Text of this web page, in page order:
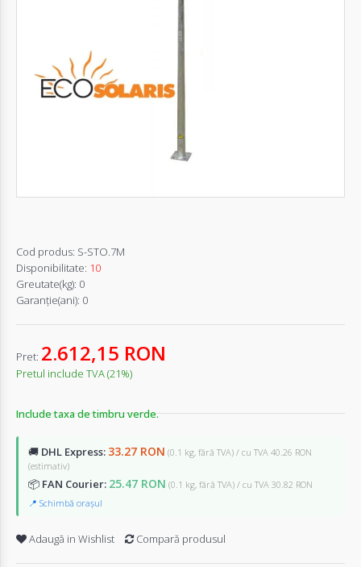
Înregistrează-
Cod produs: S-STO.7M
Disponibilitate: 10
Greutate(kg): 0
Garanţie(ani): 0
Pret: 2.612,15 RON
Pretul include TVA (21%)
Include taxa de timbru verde.
🚚 DHL Express: 33.27 RON (0.1 kg, fără TVA) / cu TVA 40.26 RON
(estimativ)
📦 FAN Courier: 25.47 RON (0.1 kg, fără TVA) / cu TVA 30.82 RON
📍 Schimbă orașul
Adaugă in Wishlist Compară produsul